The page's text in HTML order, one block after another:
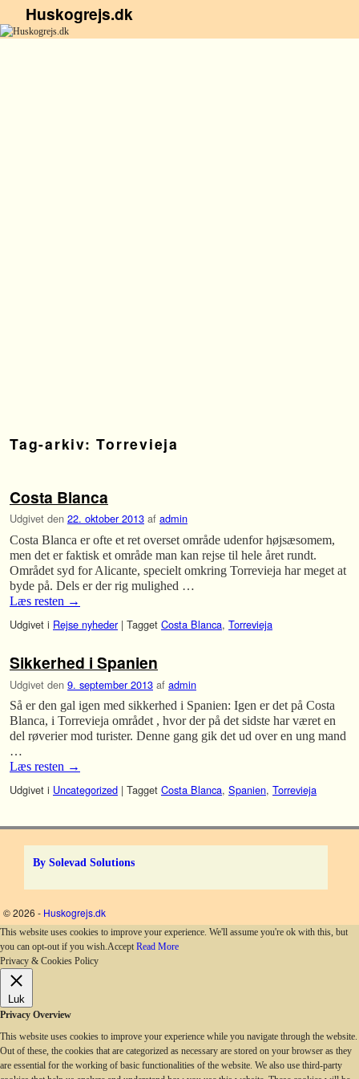
Huskogrejs.dk
Tag-arkiv:Torrevieja
Costa Blanca
Udgivet den 22. oktober 2013 af admin
Costa Blanca er ofte et ret overset område udenfor højsæsomem,
men det er faktisk et område man kan rejse til hele året rundt.
Området syd for Alicante, specielt omkring Torrevieja har meget at
byde på. Dels er der rig mulighed …
Læs resten →
Udgivet i Rejse nyheder | Tagget Costa Blanca, Torrevieja
Sikkerhed i Spanien
Udgivet den 9. september 2013 af admin
Så er den gal igen med sikkerhed i Spanien: Igen er det på Costa
Blanca, i Torrevieja området , hvor der på det sidste har været en
del røverier mod turister. Denne gang gik det ud over en ung mand
…
Læs resten →
Udgivet i Uncategorized | Tagget Costa Blanca, Spanien, Torrevieja
By Solevad Solutions
© 2026 - Huskogrejs.dk
This website uses cookies to improve your experience. We'll assume you're ok with this, but
you can opt-out if you wish.Accept Read More
Privacy & Cookies Policy
Luk
Privacy Overview
This website uses cookies to improve your experience while you navigate through the website.
Out of these, the cookies that are categorized as necessary are stored on your browser as they
are essential for the working of basic functionalities of the website. We also use third-party